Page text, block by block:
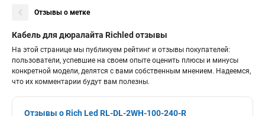
Отзывы о метке
Кабель для дюралайта Richled отзывы
На этой странице мы публикуем рейтинг и отзывы покупателей:
пользователи, успевшие на своем опыте оценить плюсы и минусы
конкретной модели, делятся с вами собственным мнением. Надеемся,
что их комментарии будут вам полезны.
Отзывы о Rich Led RL-DL-2WH-100-240-R